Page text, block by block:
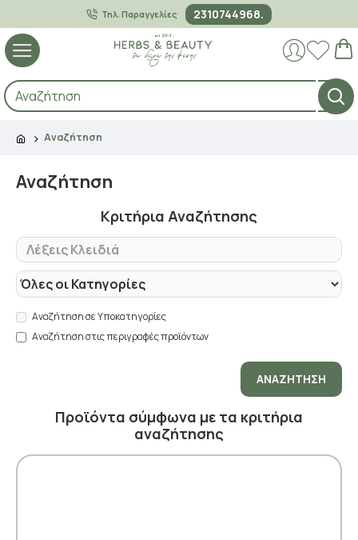
Τηλ. Παραγγελίες 2310744968.
Αναζήτηση
Αναζήτηση
Κριτήρια Αναζήτησης
Αναζήτηση σε Υποκατηγορίες
Αναζήτηση στις περιγραφές προϊόντων
ΑΝΑΖΉΤΗΣΗ
Προϊόντα σύμφωνα με τα κριτήρια
αναζήτησης